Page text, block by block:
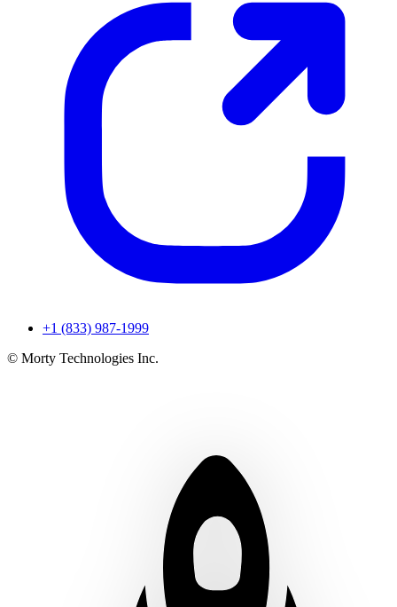
+1 (833) 987-1999
© Morty Technologies Inc.